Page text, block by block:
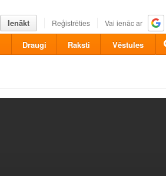
Ienākt Reģistrēties Vai ienāc ar
Draugi Raksti Vēstules